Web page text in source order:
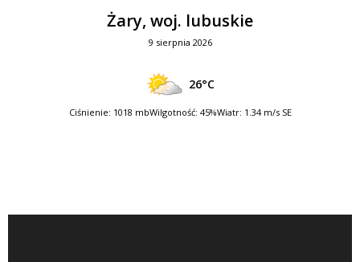
Żary, woj. lubuskie
9 sierpnia 2026
26°C
Ciśnienie: 1018 mbWilgotność: 45%Wiatr: 1.34 m/s SE